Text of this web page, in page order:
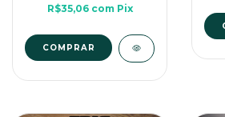
R$35,06 com Pix